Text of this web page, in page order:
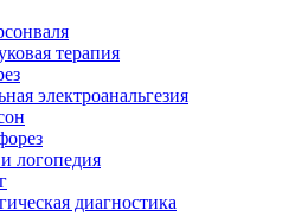
терапия
электроанальгезия
логопедия
диагностика